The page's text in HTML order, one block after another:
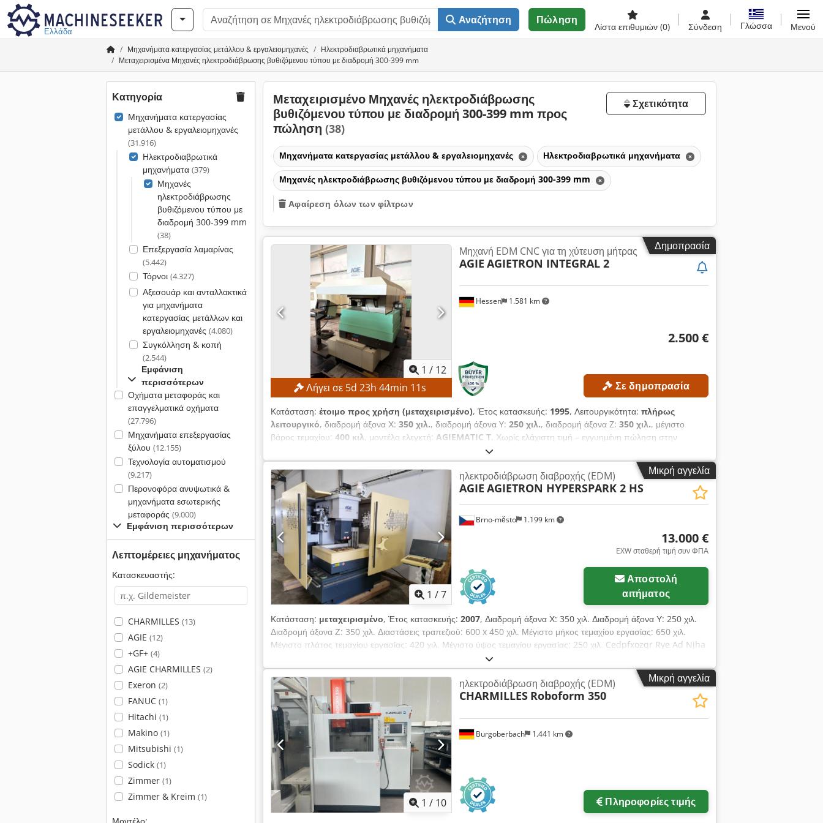
Ελλάδα
Αναζήτηση Πώληση
Λίστα επιθυμιών (0) Σύνδεση Γλώσσα Μενού
Μηχανήματα κατεργασίας μετάλλου & εργαλειομηχανές
Ηλεκτροδιαβρωτικά μηχανήματα
Μεταχειρισμένα Μηχανές ηλεκτροδιάβρωσης βυθιζόμενου τύπου με διαδρομή 300-399 mm
Κατηγορία
Μηχανήματα κατεργασίας
μετάλλου & εργαλειομηχανές
(31.916)
Ηλεκτροδιαβρωτικά
μηχανήματα (379)
Μηχανές
ηλεκτροδιάβρωσης
βυθιζόμενου τύπου με
διαδρομή 300-399 mm
(38)
Επεξεργασία λαμαρίνας
(5.442)
Τόρνοι (4.327)
Αξεσουάρ και ανταλλακτικά
για μηχανήματα
κατεργασίας μετάλλων και
εργαλειομηχανές (4.080)
Συγκόλληση & κοπή
(2.544)
Εμφάνιση
περισσότερων
Οχήματα μεταφοράς και
επαγγελματικά οχήματα
(27.796)
Μηχανήματα επεξεργασίας
ξύλου (12.155)
Τεχνολογία αυτοματισμού
(9.217)
Περονοφόρα ανυψωτικά &
μηχανήματα εσωτερικής
μεταφοράς (9.000)
Εμφάνιση περισσότερων
Λεπτομέρειες μηχανήματος
Κατασκευαστής:
CHARMILLES (13)
AGIE (12)
+GF+ (4)
AGIE CHARMILLES (2)
Exeron (2)
FANUC (1)
Hitachi (1)
Makino (1)
Mitsubishi (1)
Sodick (1)
Zimmer (1)
Zimmer & Kreim (1)
Μεταχειρισμένο Μηχανές ηλεκτροδιάβρωσης
βυθιζόμενου τύπου με διαδρομή 300-399 mm προς
πώληση (38)
Σχετικότητα
Μηχανήματα κατεργασίας μετάλλου & εργαλειομηχανές Ηλεκτροδιαβρωτικά μηχανήματα
Μηχανές ηλεκτροδιάβρωσης βυθιζόμενου τύπου με διαδρομή 300-399 mm
Αφαίρεση όλων των φίλτρων
Δημοπρασία
1 / 12
Λήγει σε 5d 23h 44min 10s
Hessen 1.581 km
Μηχανή EDM CNC για τη χύτευση μήτρας
AGIE AGIETRON INTEGRAL 2
2.500 €
Σε δημοπρασία
Κατάσταση: έτοιμο προς χρήση (μεταχειρισμένο), Έτος κατασκευής: 1995, Λειτουργικότητα: πλήρως
λειτουργικό, διαδρομή άξονα Χ: 350 χιλ., διαδρομή άξονα Y: 250 χιλ., διαδρομή άξονα Z: 350 χιλ., μέγιστο
βάρος τεμαχίου: 400 κιλ, μοντέλο ελεγκτή: AGIEMATIC T, Χωρίς ελάχιστη τιμή – εγγυημένη πώληση στην
υψηλότερη προσφορά! ΤΕΧΝΙΚΕΣ ΛΕΠΤΟΜΕΡΕΙΕΣ Διαδρομή άξονα X: 350 mm Διαδρομή άξονα Y: 250 mm
Διαδρομή άξονα Z: 350 mm Γρήγορη κίνηση: περίπου 720 mm/λεπτό Άξονες: 4 (X, Y, Z, C) Περιοχή εργασίας
Διαστάσεις τραπεζιού: 600 × 450 mm Μέγιστες διαστάσεις τεμαχίου εργασίας: περίπου 860 × 620 × 350 mm
Μέγιστο βάρος τεμαχίου εργασίας: 400 kg Μέγιστο βάρος ηλεκτροδίου: 100 kg Εσωτερικές διαστάσεις δεξαμενής
εργασίας: περίπου 830 × 590 × 350 mm Απόσταση τραπεζιού από την κωνική βάση: 170 – 520 mm Chedpfx
Adezpypns Nja ΛΕΠΤΟΜΕΡΕΙΕΣ ΜΗΧΑΝΗΜΑΤΟΣ Σύστημα ελέγχου: AGIEMATIC T Γεννήτρια: AGIEPULS 60
Σύνδεση δικτύου: 400 V / 50 Hz Διαστάσεις και βάρος Διαστάσεις (Μ x Π x Υ): περίπου 3.000 × 1.700 × 2.580
mm Βάρος μηχανήματος: περίπου 2.550 kg
Μικρή αγγελία
1 /7
Brno-město 1.199 km
ηλεκτροδιάβρωση διαβροχής (EDM)
AGIE AGIETRON HYPERSPARK 2 HS
13.000 €
EXW σταθερή τιμή συν ΦΠΑ
Αποστολή
αιτήματος
Κατάσταση: μεταχειρισμένο, Έτος κατασκευής: 2007, Διαδρομή άξονα Χ: 350 χιλ. Διαδρομή άξονα Υ: 250 χιλ.
Διαδρομή άξονα Ζ: 350 χιλ. Διαστάσεις τραπεζιού: 600 x 450 χιλ. Μέγιστο μήκος τεμαχίου εργασίας: 650 χιλ.
Μέγιστο πλάτος τεμαχίου εργασίας: 420 χιλ. Μέγιστο ύψος τεμαχίου εργασίας: 250 χιλ. Cedpfxozqr Rye Ad Njha
Μέγιστο βάρος τεμαχίου εργασίας: 400 κιλά Διαστάσεις μηχανήματος: 1930 x 2690 x 2620 χιλ. Βάρος: 2700 κιλά
Μικρή αγγελία
1 / 10
Burgoberbach 1.441 km
ηλεκτροδιάβρωση διαβροχής (EDM)
CHARMILLES Roboform 350
Πληροφορίες τιμής